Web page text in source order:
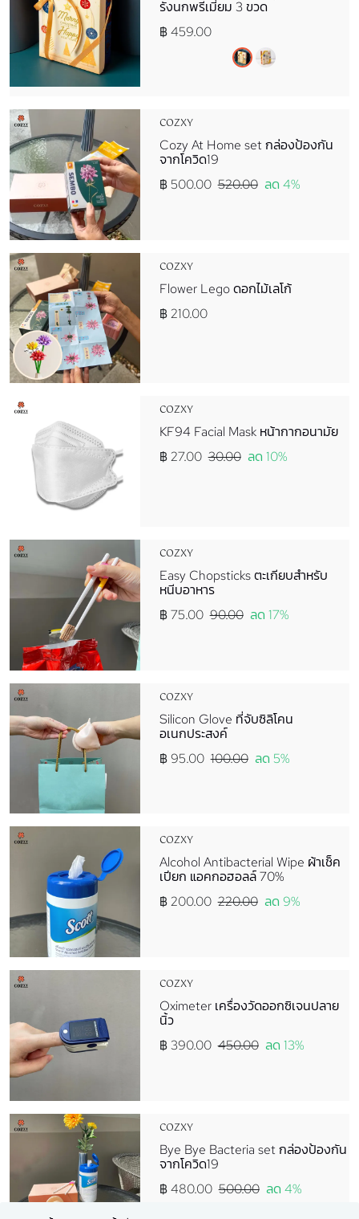
รังนกพรีเมี่ยม 3 ขวด
฿ 459.00
COZXY
Cozy At Home set กล่องป้องกัน
จากโควิด19
฿ 500.00 520.00 ลด 4%
COZXY
Flower Lego ดอกไม้เลโก้
฿ 210.00
COZXY
KF94 Facial Mask หน้ากากอนามัย
฿ 27.00 30.00 ลด 10%
COZXY
Easy Chopsticks ตะเกียบสำหรับ
หนีบอาหาร
฿ 75.00 90.00 ลด 17%
COZXY
Silicon Glove ที่จับซิลิโคน
อเนกประสงค์
฿ 95.00 100.00 ลด 5%
COZXY
Alcohol Antibacterial Wipe ผ้าเช็ค
เปียก แอคกอฮอลล์ 70%
฿ 200.00 220.00 ลด 9%
COZXY
Oximeter เครื่องวัดออกซิเจนปลาย
นิ้ว
฿ 390.00 450.00 ลด 13%
COZXY
Bye Bye Bacteria set กล่องป้องกัน
จากโควิด19
฿ 480.00 500.00 ลด 4%